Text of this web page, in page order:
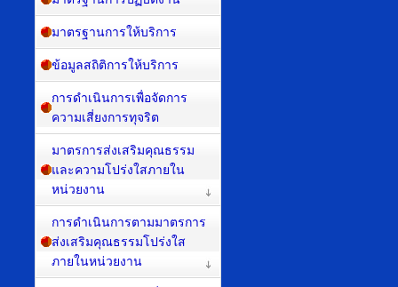
มาตรฐานการให้บริการ
ข้อมูลสถิติการให้บริการ
การดำเนินการเพื่อจัดการ
ความเสี่ยงการทุจริต
มาตรการส่งเสริมคุณธรรม
และความโปร่งใสภายใน
หน่วยงาน
การดำเนินการตามมาตรการ
ส่งเสริมคุณธรรมโปร่งใส
ภายในหน่วยงาน